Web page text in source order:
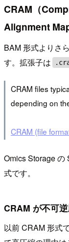
CRAM（
Alignment Map
BAM 形式よりさ
す。拡張子は
CRAM files
depending on
CRAM (file
Omics Storage の
式です。
CRAM が不可
以前 CRAM 形式